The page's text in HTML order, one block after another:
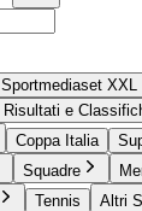
Sportmediaset XXL
Risultati e
Coppa Italia
Squadre
Tennis Altri